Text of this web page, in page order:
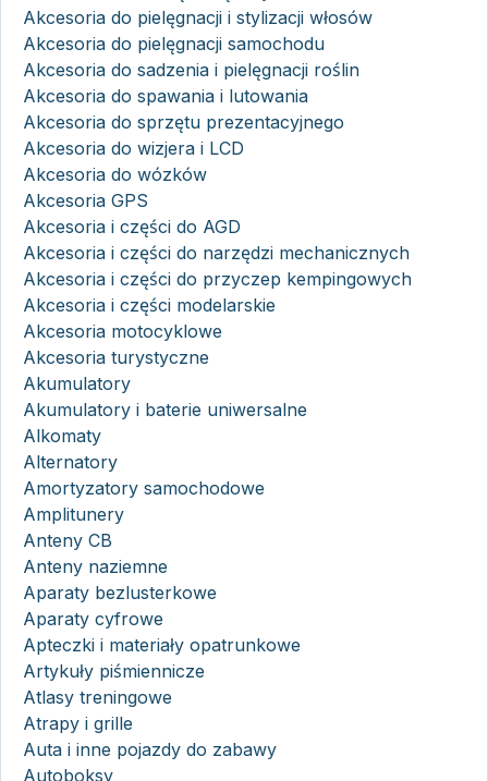
Akcesoria do pielęgnacji i stylizacji włosów
Akcesoria do pielęgnacji samochodu
Akcesoria do sadzenia i pielęgnacji roślin
Akcesoria do spawania i lutowania
Akcesoria do sprzętu prezentacyjnego
Akcesoria do wizjera i LCD
Akcesoria do wózków
Akcesoria GPS
Akcesoria i części do AGD
Akcesoria i części do narzędzi mechanicznych
Akcesoria i części do przyczep kempingowych
Akcesoria i części modelarskie
Akcesoria motocyklowe
Akcesoria turystyczne
Akumulatory
Akumulatory i baterie uniwersalne
Alkomaty
Alternatory
Amortyzatory samochodowe
Amplitunery
Anteny CB
Anteny naziemne
Aparaty bezlusterkowe
Aparaty cyfrowe
Apteczki i materiały opatrunkowe
Artykuły piśmiennicze
Atlasy treningowe
Atrapy i grille
Auta i inne pojazdy do zabawy
Autoboksy